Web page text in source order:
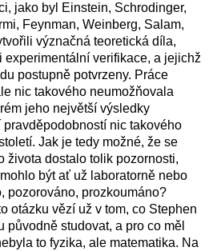
jako byl Einstein, Schrodinger,
Feynman, Weinberg, Salam,
význačná teoretická díla,
experimentální verifikace, a jejichž
postupně potvrzeny. Práce
nic takového neumožňovala
jeho největší výsledky
nic takového
Jak je tedy možné, že se
života dostalo tolik pozornosti,
být ať už laboratorně nebo
pozorováno, prozkoumáno?
otázku vězí už v tom, co Stephen
původně studovat, a pro co měl
to fyzika, ale matematika. Na